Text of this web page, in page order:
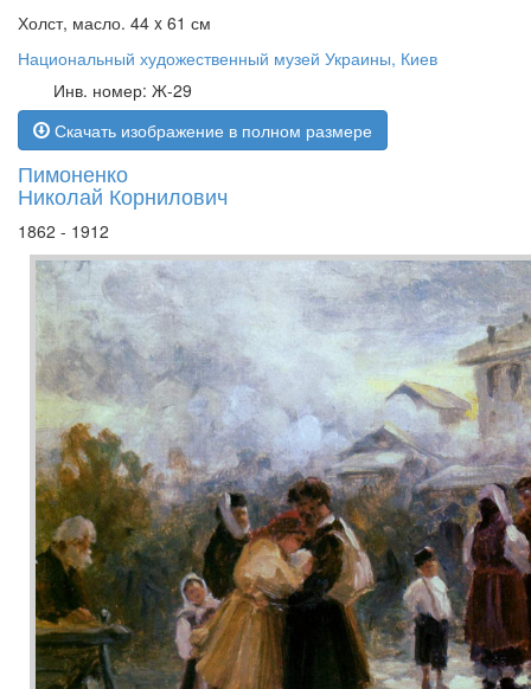
Холст, масло. 44 x 61 см
Национальный художественный музей Украины, Киев
Инв. номер: Ж-29
Скачать изображение в полном размере
Пимоненко
Николай Корнилович
1862 - 1912